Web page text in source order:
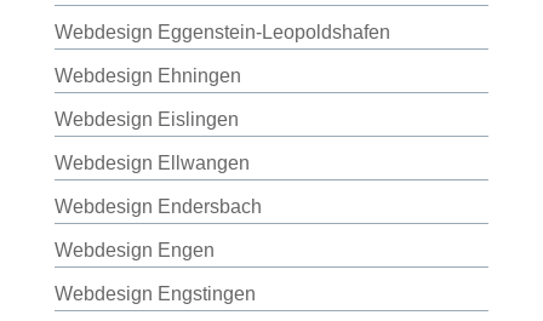
Webdesign Eggenstein-Leopoldshafen
Webdesign Ehningen
Webdesign Eislingen
Webdesign Ellwangen
Webdesign Endersbach
Webdesign Engen
Webdesign Engstingen